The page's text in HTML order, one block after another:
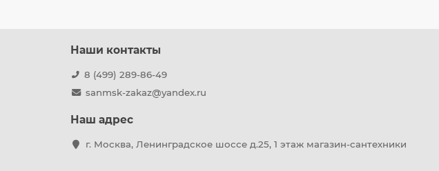
Наши контакты
8 (499) 289-86-49
sanmsk-zakaz@yandex.ru
Наш адрес
г. Москва, Ленинградское шоссе д.25, 1 этаж магазин-сантехники